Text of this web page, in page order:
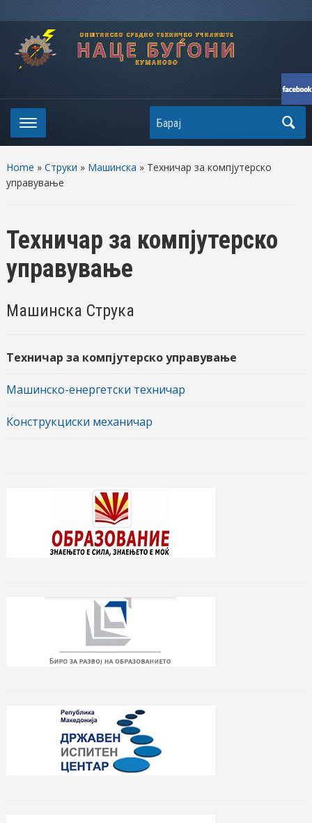
Search
Home » Струки » Машинска » Техничар за компјутерско
управување
Техничар за компјутерско
управување
Машинска Струка
Техничар за компјутерско управување
Машинско-енергетски техничар
Конструкциски механичар